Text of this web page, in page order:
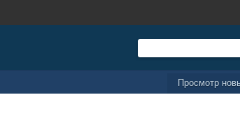
Просмотр